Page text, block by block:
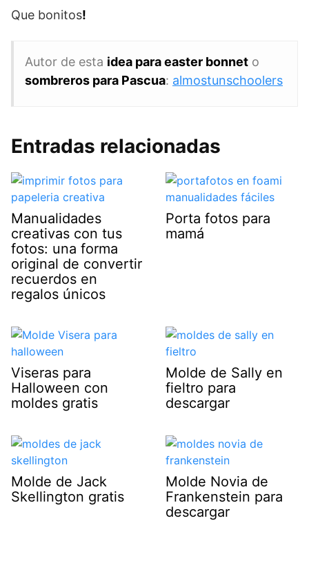
Que bonitos!
Autor de esta idea para easter bonnet o
sombreros para Pascua: almostunschoolers
Entradas relacionadas
Manualidades
creativas con tus
fotos: una forma
original de convertir
recuerdos en
regalos únicos
Porta fotos para
mamá
Viseras para
Halloween con
moldes gratis
Molde de Sally en
fieltro para
descargar
Molde de Jack
Skellington gratis
Molde Novia de
Frankenstein para
descargar